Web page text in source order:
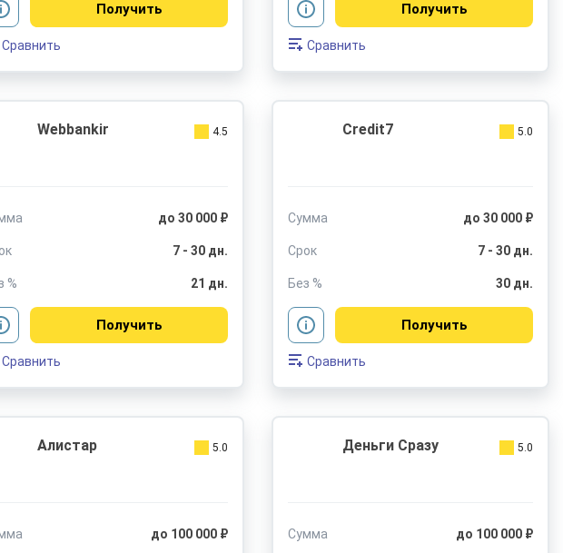
Получить
Сравнить
Получить
Сравнить
Webbankir 4.5
до 30 000 ₽
7 - 30 дн.
% 21 дн.
Получить
Сравнить
Credit7 5.0
Сумма до 30 000 ₽
Срок 7 - 30 дн.
Без % 30 дн.
Получить
Сравнить
Алистар 5.0
до 100 000 ₽
Деньги Сразу 5.0
Сумма до 100 000 ₽